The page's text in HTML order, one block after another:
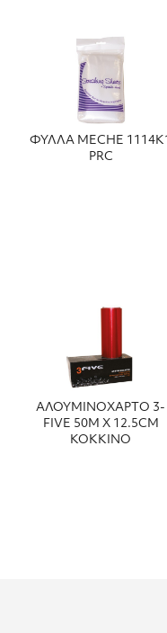
ΦΥΛΛΑ MECHE 1114Κ1
PRC
ΑΛΟΥΜΙΝΟΧΑΡΤΟ 3-
FIVE 50Μ Χ 12.5CM
ΚΟΚΚΙΝΟ